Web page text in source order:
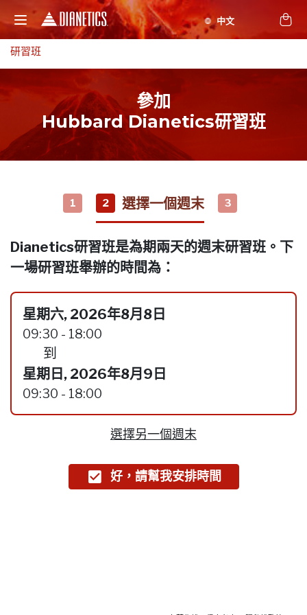
研習班
參加
Hubbard Dianetics研習班
1 2 選擇一個週末 3
Dianetics研習班是為期兩天的週末研習班。下
一場研習班舉辦的時間為：
星期六, 2026年8月8日
09:30 - 18:00
到
星期日, 2026年8月9日
09:30 - 18:00
選擇另一個週末
好，請幫我安排時間